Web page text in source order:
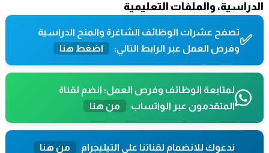
الدراسية، والملفات التعليمية
✅تصفح عشرات الوظائف الشاغرة والمنح الدراسية
وفرص العمل عبر الرابط التالي:
اضغط هنا
لمتابعة الوظائف وفرص العمل؛ انضم لقناة
المتقدمون عبر الواتساب
من هنا
ندعوك للانضمام لقناتنا على التيليجرام من هنا